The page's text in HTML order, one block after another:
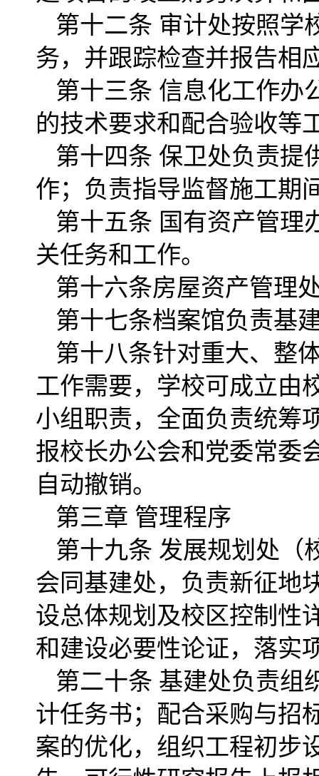
第十二条 审计处按照学
务，并跟踪检查并报告相
第十三条 信息化工作办
的技术要求和配合验收等
第十四条 保卫处负责提
作；负责指导监督施工期
第十五条 国有资产管理
关任务和工作。
第十六条房屋资产管理
第十七条档案馆负责基
第十八条针对重大、整
工作需要，学校可成立由
小组职责，全面负责统筹
报校长办公会和党委常委
自动撤销。
第三章 管理程序
第十九条 发展规划处（
会同基建处，负责新征地
设总体规划及校区控制性
和建设必要性论证，落实
第二十条 基建处负责组
计任务书；配合采购与招
案的优化，组织工程初步